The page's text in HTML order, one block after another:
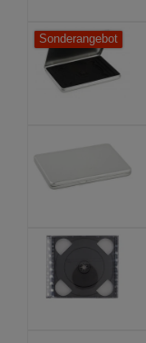
Sonderangebot